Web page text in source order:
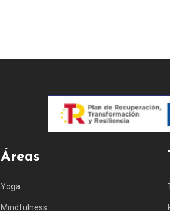
Áreas
Yoga
Mindfulness